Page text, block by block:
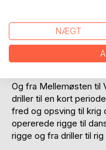
som driller for et
bosat i Singapore og
med kontrakt på jack-
persiske bugt.
Og fra Mellemøsten til
driller til en kort
fred og opsving til krig
opererede rigge til
rigge og fra driller til
NÆGT